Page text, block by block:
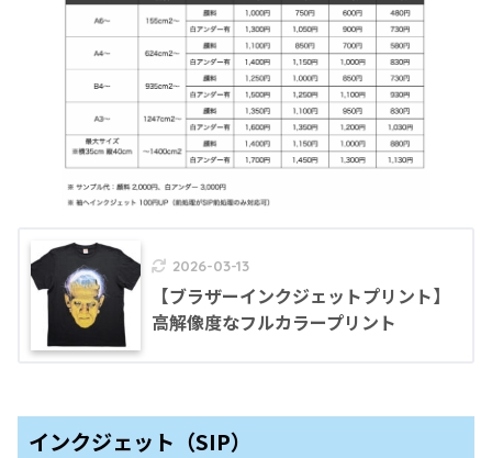
2026-03-13
【ブラザーインクジェットプリント】
高解像度なフルカラープリント
インクジェット（SIP）